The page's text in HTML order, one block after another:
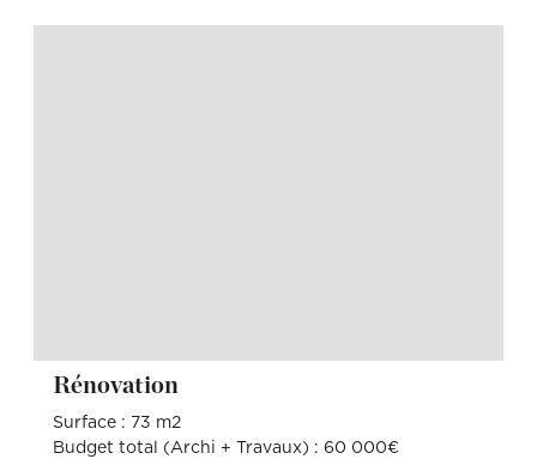
Rénovation
Surface : 73 m2
Budget total (Archi + Travaux) : 60 000€